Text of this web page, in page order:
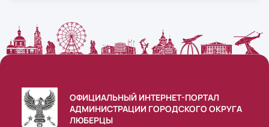
ОФИЦИАЛЬНЫЙ ИНТЕРНЕТ-ПОРТАЛ
АДМИНИСТРАЦИИ ГОРОДСКОГО ОКРУГА
ЛЮБЕРЦЫ